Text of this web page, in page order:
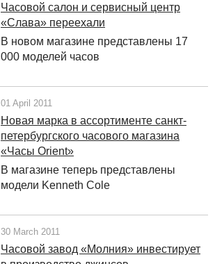
Часовой салон и сервисный центр
«Слава» переехали
В новом магазине представлены 17
000 моделей часов
01 April 2011
Новая марка в ассортименте санкт-
петербургского часового магазина
«Часы Orient»
В магазине теперь представлены
модели Kenneth Cole
30 March 2011
Часовой завод «Молния» инвестирует